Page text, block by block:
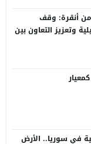
من أنقرة: وقف
وتعزيز التعاون بين
في سوريا.. الأرض